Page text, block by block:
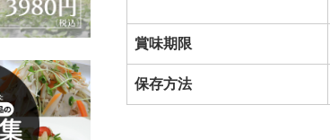
賞味期限
保存方法